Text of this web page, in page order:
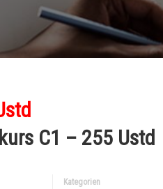
C1 – 255 Ustd
Kategorien